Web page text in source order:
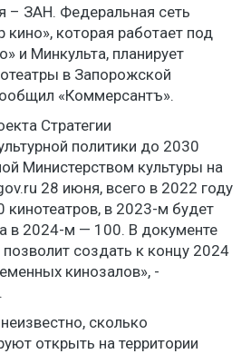
– ЗАН. Федеральная сеть
кино», которая работает под
и Минкульта, планирует
в Запорожской
«Коммерсантъ».
Стратегии
политики до 2030
Министерством культуры на
28 июня, всего в 2022 году
кинотеатров, в 2023-м будет
в 2024-м — 100. В документе
позволит создать к концу 2024
кинозалов», -
сколько
открыть на территории